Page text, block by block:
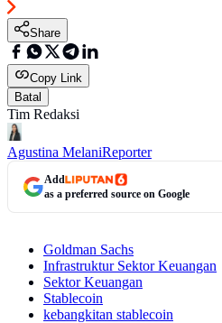
Share
Copy Link
Batal
Tim Redaksi
Agustina MelaniReporter
Add
as a preferred source on Google
Goldman Sachs
Infrastruktur Sektor Keuangan
Sektor Keuangan
Stablecoin
kebangkitan stablecoin